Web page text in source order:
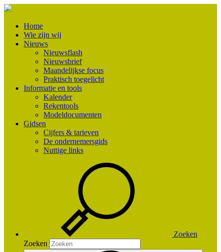
Home
Wie zijn wij
Nieuws
Nieuwsflash
Nieuwsbrief
Maandelijkse focus
Praktisch toegelicht
Informatie en tools
Kalender
Rekentools
Modeldocumenten
Gidsen
Cijfers & tarieven
De ondernemersgids
Nuttige links
Zoeken
Zoeken